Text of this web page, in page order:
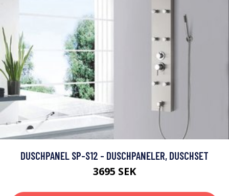
DUSCHPANEL SP-S12 - DUSCHPANELER, DUSCHSET
3695 SEK